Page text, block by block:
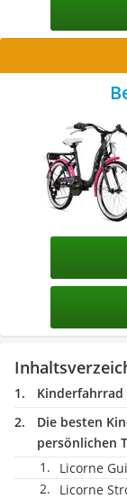
Kinderfahrrad
Die besten
persönlichen
Licorne
Licorne